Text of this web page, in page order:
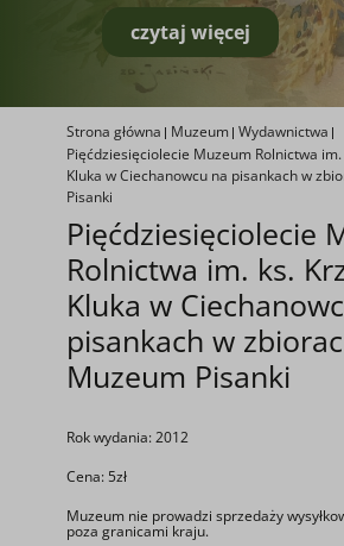
czytaj więcej
Strona główna Muzeum Wydawnictwa
Pięćdziesięciolecie Muzeum Rolnictwa
Kluka w Ciechanowcu na pisankach w
Pisanki
Pięćdziesięciolecie
Rolnictwa im. ks.
Kluka w
pisankach w
Muzeum Pisanki
Rok wydania: 2012
Cena: 5zł
Muzeum nie prowadzi sprzedaży
poza granicami kraju.